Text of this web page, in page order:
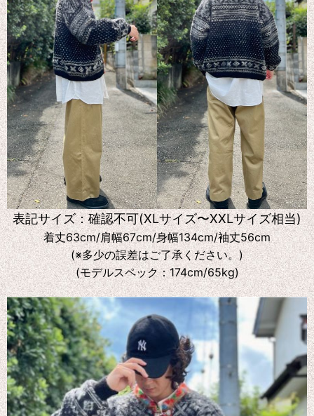
表記サイズ：確認不可(XLサイズ〜XXLサイズ相当)
着丈63cm/肩幅67cm/身幅134cm/袖丈56cm
(※多少の誤差はご了承ください。)
(モデルスペック：174cm/65kg)